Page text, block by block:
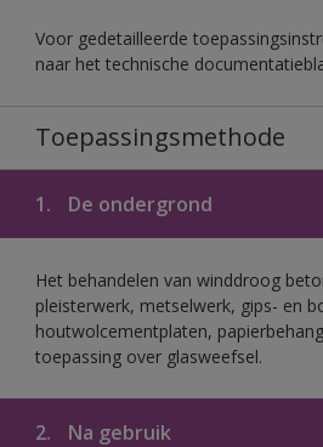
Voor gedetailleerde
naar het technische
Toepassingsmethode
1. De ondergrond
Het behandelen van winddroog
pleisterwerk, metselwerk, gips- en
houtwolcementplaten,
toepassing over glasweefsel.
2. Na gebruik